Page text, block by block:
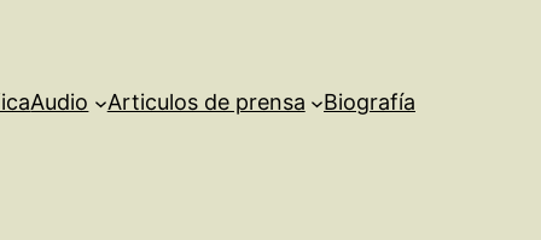
Audio Articulos de prensa Biografía